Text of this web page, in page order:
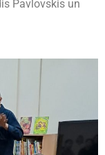
Pavlovskis un